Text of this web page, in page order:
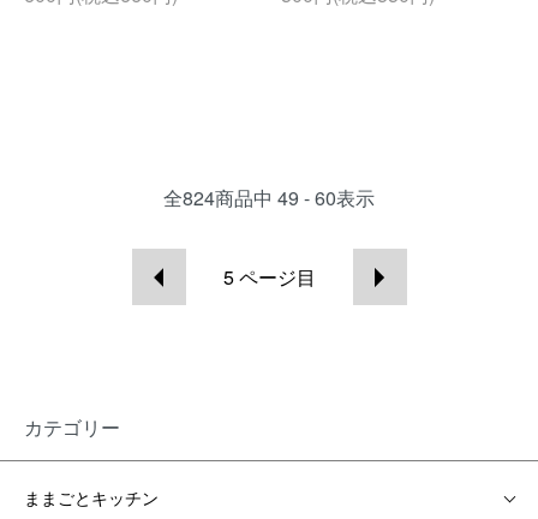
全824商品中 49 - 60表示
5ページ目
カテゴリー
ままごとキッチン